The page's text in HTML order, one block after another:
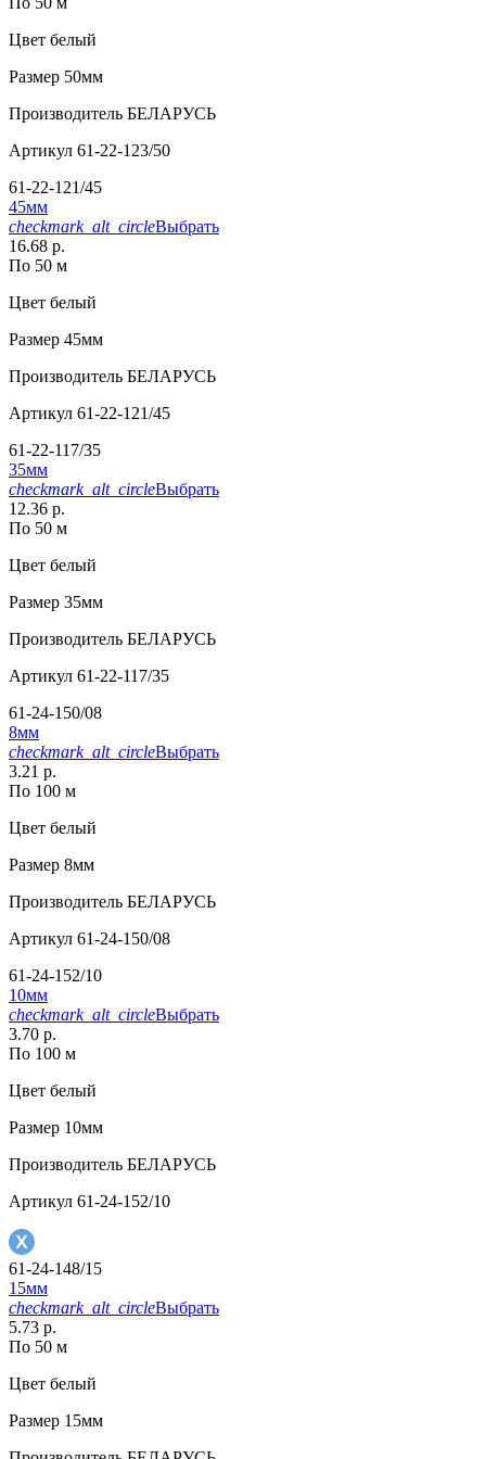
Цвет белый
Размер 50мм
Производитель БЕЛАРУСЬ
Артикул 61-22-123/50
61-22-121/45
45мм
checkmark_alt_circleВыбрать
16.68 р.
По 50 м
Цвет белый
Размер 45мм
Производитель БЕЛАРУСЬ
Артикул 61-22-121/45
61-22-117/35
35мм
checkmark_alt_circleВыбрать
12.36 р.
По 50 м
Цвет белый
Размер 35мм
Производитель БЕЛАРУСЬ
Артикул 61-22-117/35
61-24-150/08
8мм
checkmark_alt_circleВыбрать
3.21 р.
По 100 м
Цвет белый
Размер 8мм
Производитель БЕЛАРУСЬ
Артикул 61-24-150/08
61-24-152/10
10мм
checkmark_alt_circleВыбрать
3.70 р.
По 100 м
Цвет белый
Размер 10мм
Производитель БЕЛАРУСЬ
Артикул 61-24-152/10
61-24-148/15
15мм
checkmark_alt_circleВыбрать
5.73 р.
По 50 м
Цвет белый
Размер 15мм